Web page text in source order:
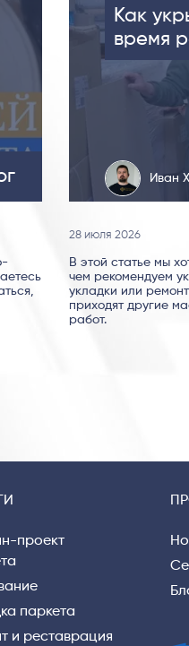
Как
время
Иван
28 июля 2026
В этой статье мы
чем рекомендуем
укладки или
приходят другие
работ.
проект
паркета
и реставрация